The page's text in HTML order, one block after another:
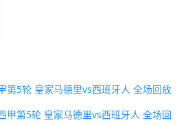
第5轮 皇家马德里vs西班牙人 全场回放
甲第5轮 皇家马德里vs西班牙人 全场回